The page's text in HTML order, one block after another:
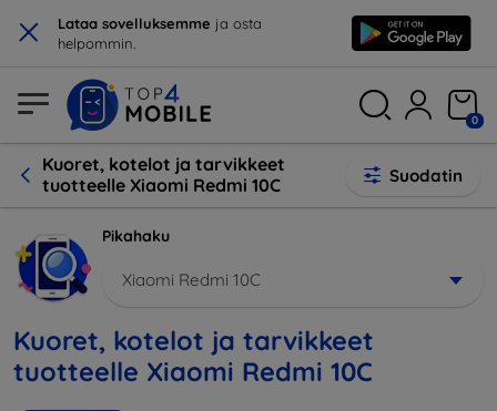
× Lataa sovelluksemme ja osta
helpommin.
0
Kuoret, kotelot ja tarvikkeet
tuotteelle Xiaomi Redmi 10C
Suodatin
Pikahaku
Xiaomi Redmi 10C
Kuoret, kotelot ja tarvikkeet
tuotteelle Xiaomi Redmi 10C